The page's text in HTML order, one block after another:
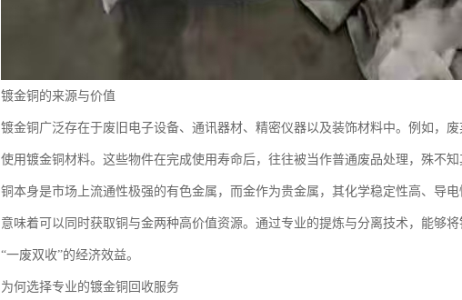
镀金铜的来源与价值
镀金铜广泛存在于废旧电子设备、通讯器材、精密仪器以及装饰材料中。例如，
使用镀金铜材料。这些物件在完成使用寿命后，往往被当作普通废品处理，殊不知
铜本身是市场上流通性极强的有色金属，而金作为贵金属，其化学稳定性高、导
意味着可以同时获取铜与金两种高价值资源。通过专业的提炼与分离技术，能够
“一废双收”的经济效益。
为何选择专业的镀金铜回收服务